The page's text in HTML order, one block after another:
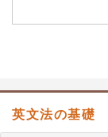
英文法の基礎